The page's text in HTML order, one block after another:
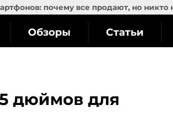
почему все продают, но никто
Обзоры Статьи
дюймов для